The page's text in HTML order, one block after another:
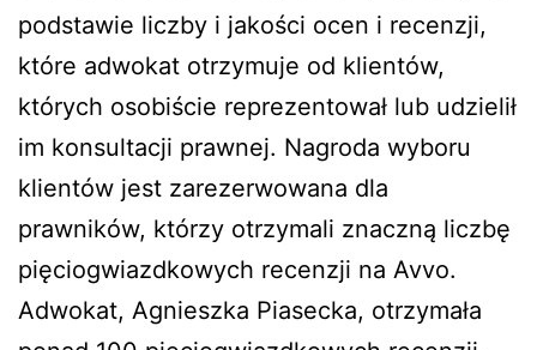
podstawie liczby i jakości ocen i recenzji,
które adwokat otrzymuje od klientów,
których osobiście reprezentował lub udzielił
im konsultacji prawnej. Nagroda wyboru
klientów jest zarezerwowana dla
prawników, którzy otrzymali znaczną liczbę
pięciogwiazdkowych recenzji na Avvo.
Adwokat, Agnieszka Piasecka, otrzymała